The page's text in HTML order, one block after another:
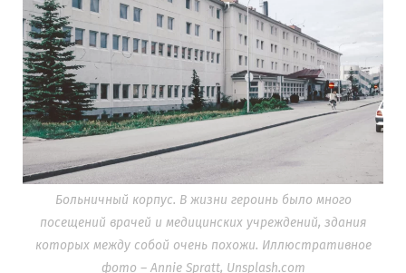
Больничный корпус. В жизни героинь было много
посещений врачей и медицинских учреждений, здания
которых между собой очень похожи. Иллюстративное
фото – Annie Spratt, Unsplash.com